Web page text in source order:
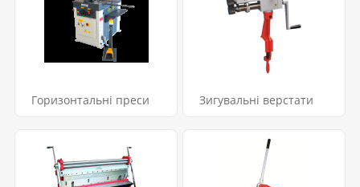
Горизонтальні преси Зигувальні верстати